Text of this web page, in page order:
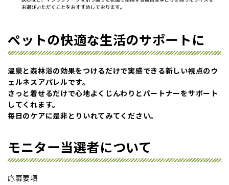
ペットの快適な生活のサポートに
温泉と森林浴の効果をつけるだけで実感できる新しい視点のウ
ェルネスアパレルです。
さっと着せるだけで心地よくじんわりとパートナーをサポート
してくれます。
毎日のケアに是非とりいれてみてください。
モニター当選者について
応募要項